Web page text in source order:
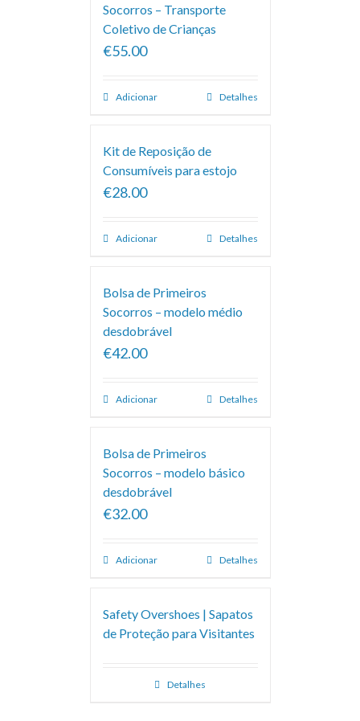
Socorros – Transporte
Coletivo de Crianças
€55.00
Adicionar Detalhes
Kit de Reposição de
Consumíveis para estojo
€28.00
Adicionar Detalhes
Bolsa de Primeiros
Socorros – modelo médio
desdobrável
€42.00
Adicionar Detalhes
Bolsa de Primeiros
Socorros – modelo básico
desdobrável
€32.00
Adicionar Detalhes
Safety Overshoes | Sapatos
de Proteção para Visitantes
Detalhes